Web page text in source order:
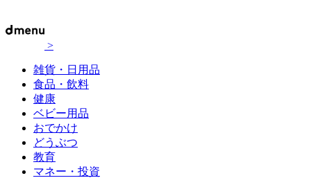
>
雑貨・日用品
食品・飲料
健康
ベビー用品
おでかけ
どうぶつ
教育
マネー・投資